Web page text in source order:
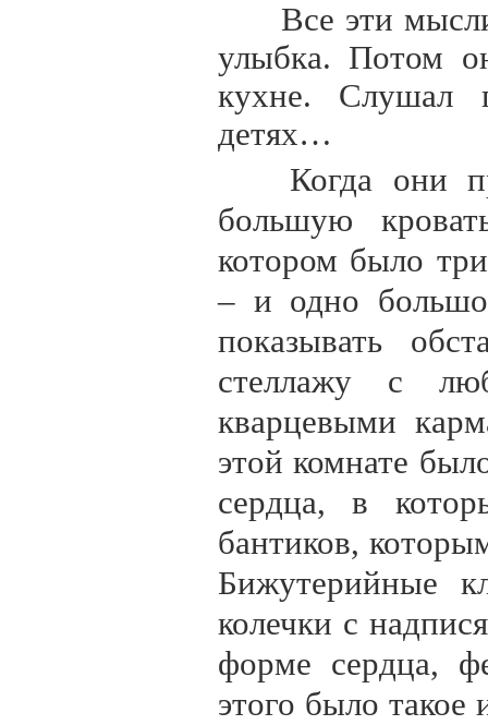
Все эти
улыбка. Потом
кухне. Слушал
детях…
Когда они
большую
котором было
– и одно
показывать
стеллажу с
кварцевыми
этой комнате
сердца, в
бантиков,
Бижутерийные
колечки с
форме сердца,
этого было такое